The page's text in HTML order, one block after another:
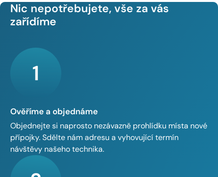
Nic nepotřebujete, vše za vás
zařídíme
1
Ověříme a objednáme
Objednejte si naprosto nezávazně prohlídku místa nové
přípojky. Sdělte nám adresu a vyhovující termín
návštěvy našeho technika.